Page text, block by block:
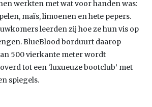
werkten met wat voor handen was:
maïs, limoenen en hete pepers.
leerden zij hoe ze hun vis op
BlueBlood borduurt daarop
500 vierkante meter wordt
tot een ‘luxueuze bootclub’ met
spiegels.